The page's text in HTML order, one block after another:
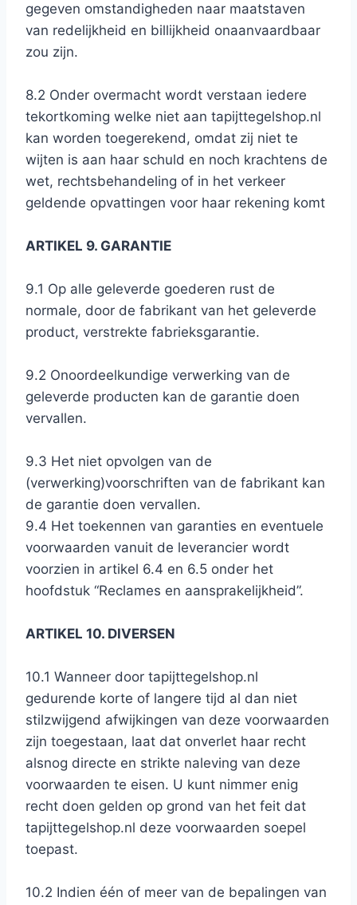
gegeven omstandigheden naar maatstaven
van redelijkheid en billijkheid onaanvaardbaar
zou zijn.
8.2 Onder overmacht wordt verstaan iedere
tekortkoming welke niet aan tapijttegelshop.nl
kan worden toegerekend, omdat zij niet te
wijten is aan haar schuld en noch krachtens de
wet, rechtsbehandeling of in het verkeer
geldende opvattingen voor haar rekening komt
ARTIKEL 9. GARANTIE
9.1 Op alle geleverde goederen rust de
normale, door de fabrikant van het geleverde
product, verstrekte fabrieksgarantie.
9.2 Onoordeelkundige verwerking van de
geleverde producten kan de garantie doen
vervallen.
9.3 Het niet opvolgen van de
(verwerking)voorschriften van de fabrikant kan
de garantie doen vervallen.
9.4 Het toekennen van garanties en eventuele
voorwaarden vanuit de leverancier wordt
voorzien in artikel 6.4 en 6.5 onder het
hoofdstuk “Reclames en aansprakelijkheid”.
ARTIKEL 10. DIVERSEN
10.1 Wanneer door tapijttegelshop.nl
gedurende korte of langere tijd al dan niet
stilzwijgend afwijkingen van deze voorwaarden
zijn toegestaan, laat dat onverlet haar recht
alsnog directe en strikte naleving van deze
voorwaarden te eisen. U kunt nimmer enig
recht doen gelden op grond van het feit dat
tapijttegelshop.nl deze voorwaarden soepel
toepast.
10.2 Indien één of meer van de bepalingen van